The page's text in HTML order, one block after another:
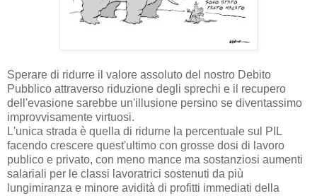
Sperare di ridurre il valore assoluto del nostro Debito
Pubblico attraverso riduzione degli sprechi e il recupero
dell'evasione sarebbe un'illusione persino se diventassimo
improvvisamente virtuosi.
L'unica strada è quella di ridurne la percentuale sul PIL
facendo crescere quest'ultimo con grosse dosi di lavoro
publico e privato, con meno mance ma sostanziosi aumenti
salariali per le classi lavoratrici sostenuti da più
lungimiranza e minore avidità di profitti immediati della